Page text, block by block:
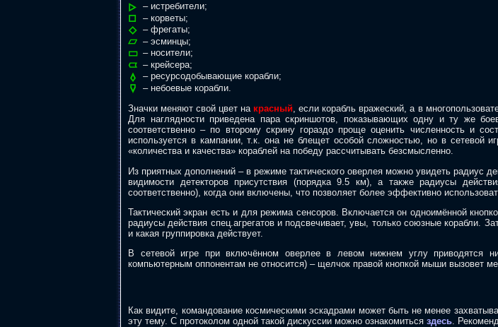
– истребители;
– корветы;
– фрегаты;
– эсминцы;
– носители;
– крейсера;
– ресурсодобывающие корабли;
– небоевые корабли.
Значки меняют свой цвет на красный, если корабль вражеский, а в
Для наглядности приведена пара скриншотов, показывающих одну и ту же
соответственно – по второму скрину гораздо проще оценить численность и
используется в кампании, т.к. она не блещет особой сложностью, но в сетевой
«количества и качества» кораблей на победу рассчитывать безсмысленно.
Из приятных дополнений – в режиме тактического оверлея можно увидеть радиус
видимости детекторов присутствия (порядка 9.5 км), а также радиусы
соответственно), когда они включены, что позволяет более эффективно
Тактический экран есть и для режима сенсоров. Включается он одноимённой
радиусы действия спец.агрегатов и подсвечивает, увы, только союзные корабли.
и какая группировка действует.
В сетевой игре при включённом оверлее в левом нижнем углу приводятся
компьютерным оппонентам не относится) – щелчок правой кнопкой мыши вызовет
Как видите, командование космическими эскадрами может быть не менее
эту тему. С протоколом одной такой дискуссии можно ознакомиться здесь.